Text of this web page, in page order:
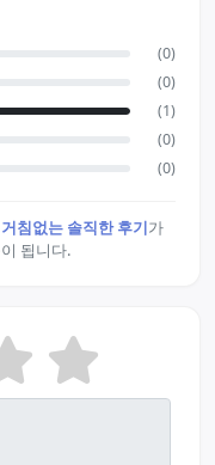
(0)
(0)
(1)
(0)
(0)
거침없는 솔직한 후기가
됩니다.